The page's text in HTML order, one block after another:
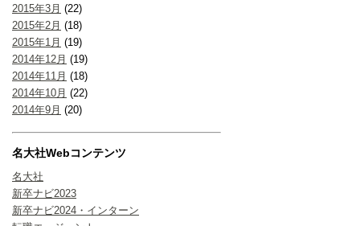
2015年3月 (22)
2015年2月 (18)
2015年1月 (19)
2014年12月 (19)
2014年11月 (18)
2014年10月 (22)
2014年9月 (20)
名大社Webコンテンツ
名大社
新卒ナビ2023
新卒ナビ2024・インターン